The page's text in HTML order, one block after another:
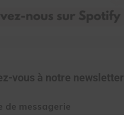
vous à notre newsletter
de messagerie